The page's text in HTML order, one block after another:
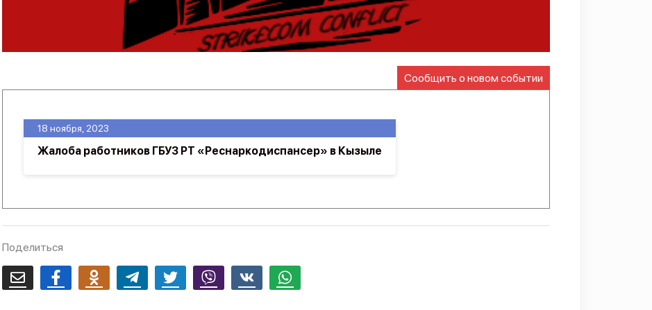
Сообщить о новом событии
18 ноября, 2023
Жалоба работников ГБУЗ РТ «Реснаркодиспансер» в Кызыле
Поделиться
Email FacebookOdnoklassnikiTelegram Twitter Viber Whatsapp